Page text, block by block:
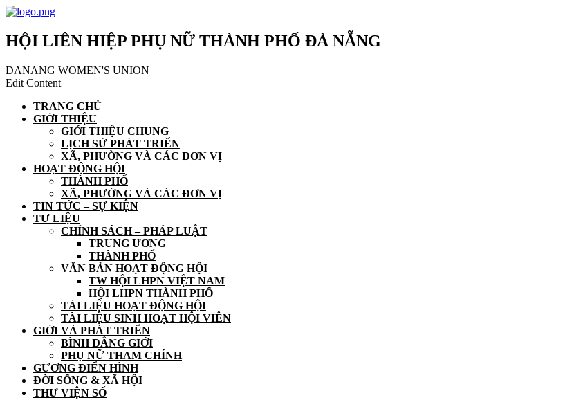
HỘI LIÊN HIỆP PHỤ NỮ THÀNH PHỐ ĐÀ NẴNG
DANANG WOMEN'S UNION
Edit Content
TRANG CHỦ
GIỚI THIỆU
GIỚI THIỆU CHUNG
LỊCH SỬ PHÁT TRIỂN
XÃ, PHƯỜNG VÀ CÁC ĐƠN VỊ
HOẠT ĐỘNG HỘI
THÀNH PHỐ
XÃ, PHƯỜNG VÀ CÁC ĐƠN VỊ
TIN TỨC – SỰ KIỆN
TƯ LIỆU
CHÍNH SÁCH – PHÁP LUẬT
TRUNG ƯƠNG
THÀNH PHỐ
VĂN BẢN HOẠT ĐỘNG HỘI
TW HỘI LHPN VIỆT NAM
HỘI LHPN THÀNH PHỐ
TÀI LIỆU HOẠT ĐỘNG HỘI
TÀI LIỆU SINH HOẠT HỘI VIÊN
GIỚI VÀ PHÁT TRIỂN
BÌNH ĐẲNG GIỚI
PHỤ NỮ THAM CHÍNH
GƯƠNG ĐIỂN HÌNH
ĐỜI SỐNG & XÃ HỘI
THƯ VIỆN SỐ